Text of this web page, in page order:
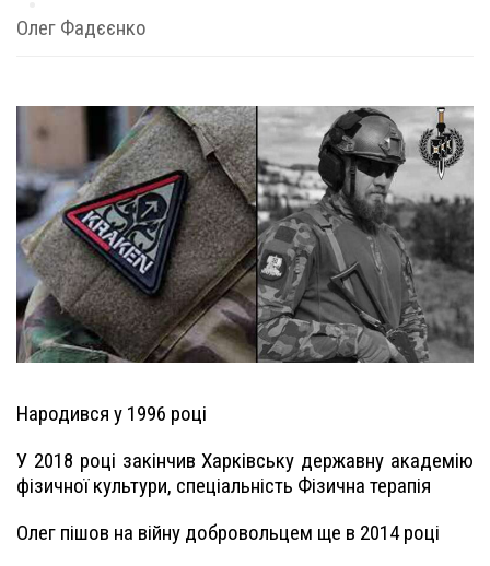
Олег Фадєєнко
Народився у 1996 році
У 2018 році закінчив Харківську державну академію
фізичної культури, спеціальність Фізична терапія
Олег пішов на війну добровольцем ще в 2014 році